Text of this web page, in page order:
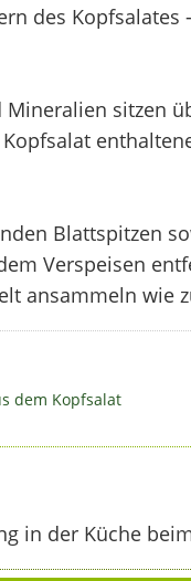
des
sitzen
Blattspitzen
Verspeisen
ansammeln wie
dem Kopfsalat
in der Küche